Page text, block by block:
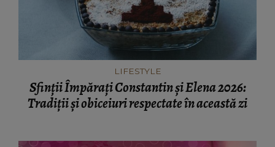
LIFESTYLE
Sfinții Împărați Constantin și Elena 2026:
Tradiții și obiceiuri respectate în această zi